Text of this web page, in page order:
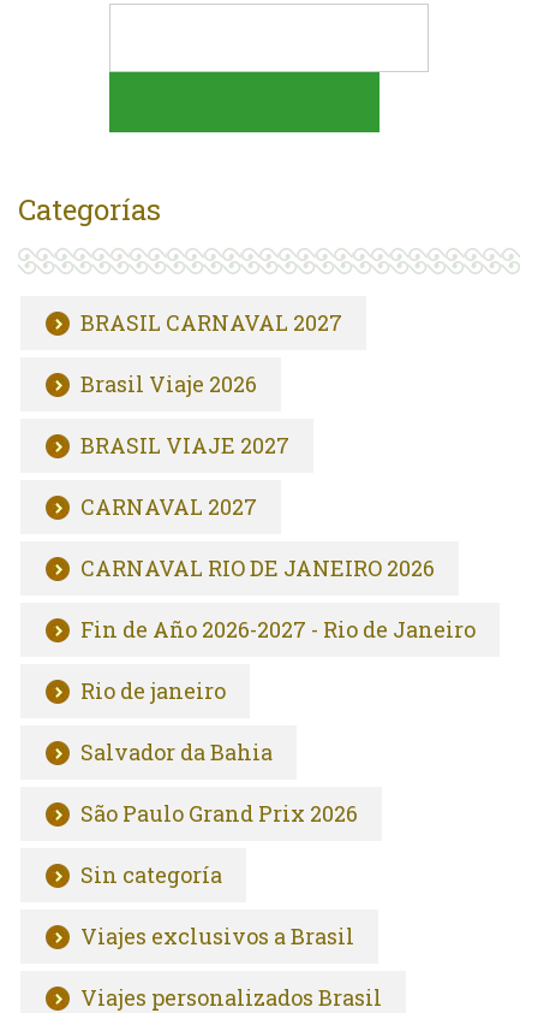
Categorías
BRASIL CARNAVAL 2027
Brasil Viaje 2026
BRASIL VIAJE 2027
CARNAVAL 2027
CARNAVAL RIO DE JANEIRO 2026
Fin de Año 2026-2027 - Rio de Janeiro
Rio de janeiro
Salvador da Bahia
São Paulo Grand Prix 2026
Sin categoría
Viajes exclusivos a Brasil
Viajes personalizados Brasil